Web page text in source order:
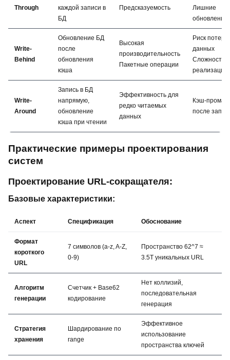
Through
каждой записи в
БД
Предсказуемость
Лишние
обновления
Write-
Behind
Обновление БД
после
обновления
кэша
Высокая
производительность
Пакетные операции
Риск потери
данных
Сложность
реализации
Write-
Around
Запись в БД
напрямую,
обновление
кэша при чтении
Эффективность для
редко читаемых
данных
Кэш-
после
Практические примеры проектирования
систем
Проектирование URL-сокращателя:
Базовые характеристики:
Аспект Спецификация Обоснование
Формат
короткого
URL
7 символов (a-z, A-Z,
0-9)
Пространство 62^7 ≈
3.5T уникальных URL
Алгоритм
генерации
Счетчик + Base62
кодирование
Нет коллизий,
последовательная
генерация
Стратегия
хранения
Шардирование по
range
Эффективное
использование
пространства ключей